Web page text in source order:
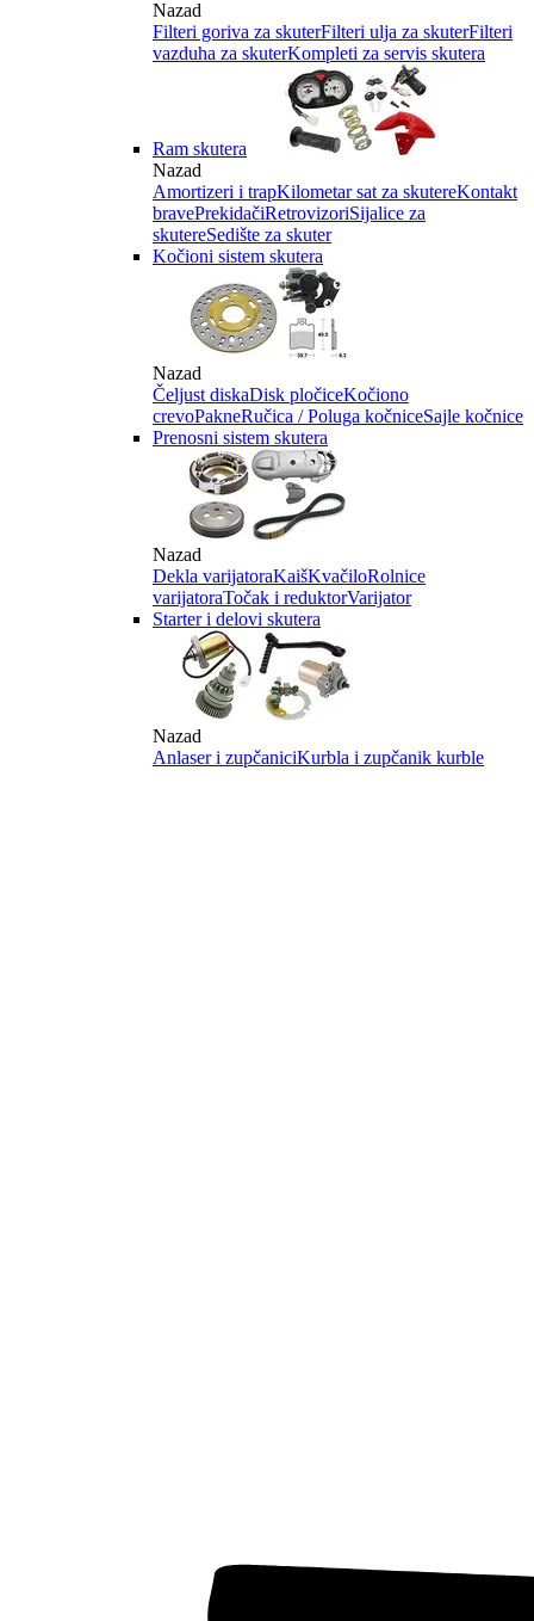
Nazad
Filteri goriva za skuterFilteri ulja za skuterFilteri
vazduha za skuterKompleti za servis skutera
Ram skutera
Nazad
Amortizeri i trapKilometar sat za skutereKontakt
bravePrekidačiRetrovizoriSijalice za
skutereSedište za skuter
Kočioni sistem skutera
Nazad
Čeljust diskaDisk pločiceKočiono
crevoPakneRučica / Poluga kočniceSajle kočnice
Prenosni sistem skutera
Nazad
Dekla varijatoraKaišKvačiloRolnice
varijatoraTočak i reduktorVarijator
Starter i delovi skutera
Nazad
Anlaser i zupčaniciKurbla i zupčanik kurble